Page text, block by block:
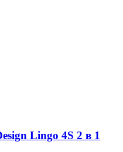
Lingo 4S 2 в 1